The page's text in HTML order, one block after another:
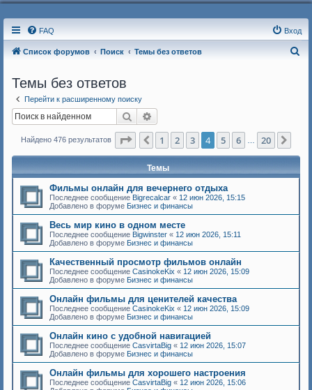
FAQ Вход
Список форумов Поиск Темы без ответов
Темы без ответов
Перейти к расширенному поиску
Поиск
Найдено 476 результатов Страница из 20
Пред.
1 2 3 4 5 6 20
Темы
Фильмы онлайн для вечернего отдыха
Последнее сообщение Bigrecalcar « 12 июн 2026, 15:15
Добавлено в форуме Бизнес и финансы
Весь мир кино в одном месте
Последнее сообщение Bigwinster « 12 июн 2026, 15:11
Добавлено в форуме Бизнес и финансы
Качественный просмотр фильмов онлайн
Последнее сообщение CasinokeKix « 12 июн 2026, 15:09
Добавлено в форуме Бизнес и финансы
Онлайн фильмы для ценителей качества
Последнее сообщение CasinokeKix « 12 июн 2026, 15:09
Добавлено в форуме Бизнес и финансы
Онлайн кино с удобной навигацией
Последнее сообщение CasvirtaBig « 12 июн 2026, 15:07
Добавлено в форуме Бизнес и финансы
Онлайн фильмы для хорошего настроения
Последнее сообщение CasvirtaBig « 12 июн 2026, 15:06